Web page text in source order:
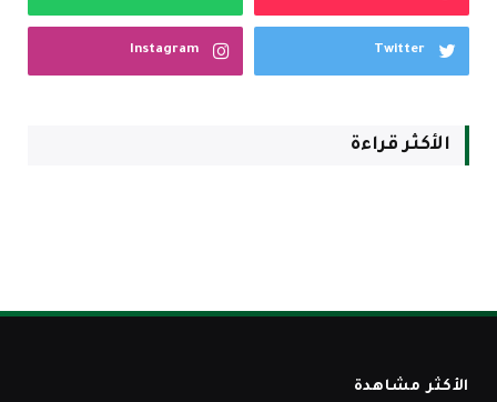
Twitter
Instagram
الأكثر قراءة
الأكثر مشاهدة